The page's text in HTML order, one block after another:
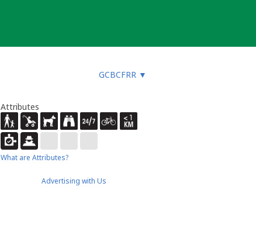
GCBCFRR ▼
Attributes
What are Attributes?
Advertising with Us